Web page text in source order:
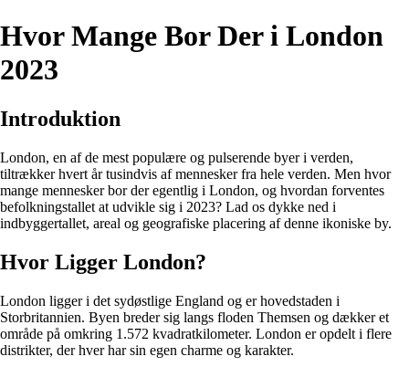
Hvor Mange Bor Der i London
2023
Introduktion
London, en af de mest populære og pulserende byer i verden,
tiltrækker hvert år tusindvis af mennesker fra hele verden. Men hvor
mange mennesker bor der egentlig i London, og hvordan forventes
befolkningstallet at udvikle sig i 2023? Lad os dykke ned i
indbyggertallet, areal og geografiske placering af denne ikoniske by.
Hvor Ligger London?
London ligger i det sydøstlige England og er hovedstaden i
Storbritannien. Byen breder sig langs floden Themsen og dækker et
område på omkring 1.572 kvadratkilometer. London er opdelt i flere
distrikter, der hver har sin egen charme og karakter.